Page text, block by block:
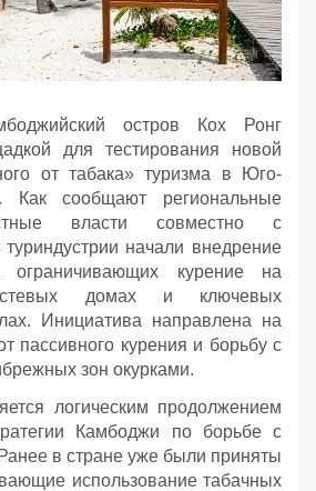
остров Кох Ронг
для тестирования новой
от табака» туризма в Юго-
Как сообщают региональные
власти совместно с
туриндустрии начали внедрение
ограничивающих курение на
домах и ключевых
Инициатива направлена на
пассивного курения и борьбу с
зон окурками.
логическим продолжением
Камбоджи по борьбе с
в стране уже были приняты
использование табачных